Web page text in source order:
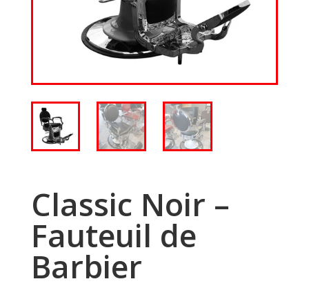
Classic Noir –
Fauteuil de
Barbier